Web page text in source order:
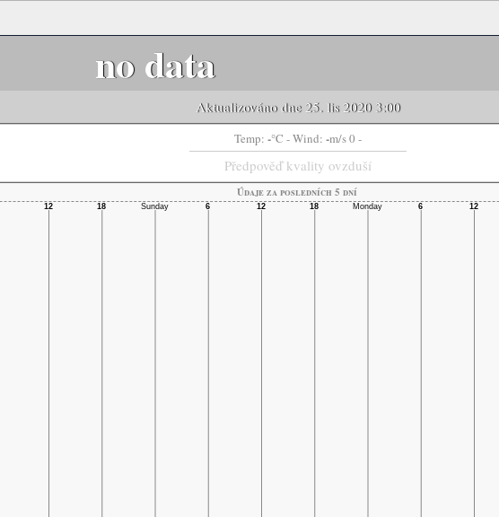
no data
Aktualizováno dne 25. lis 2020 3:00
Temp: -°C - Wind: -m/s 0 -
Předpověď kvality ovzduší
Údaje za posledních 5 dní